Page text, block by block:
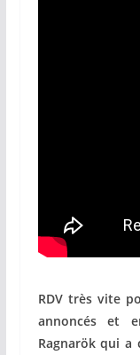
RDV très vite
annoncés et
Ragnarök qui a